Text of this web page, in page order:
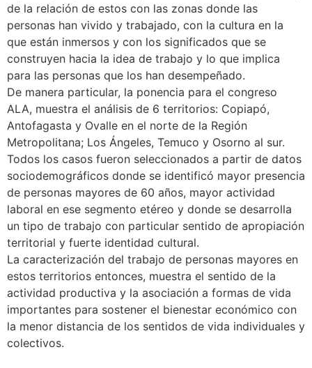
de la relación de estos con las zonas donde las
personas han vivido y trabajado, con la cultura en la
que están inmersos y con los significados que se
construyen hacia la idea de trabajo y lo que implica
para las personas que los han desempeñado.
De manera particular, la ponencia para el congreso
ALA, muestra el análisis de 6 territorios: Copiapó,
Antofagasta y Ovalle en el norte de la Región
Metropolitana; Los Ángeles, Temuco y Osorno al sur.
Todos los casos fueron seleccionados a partir de datos
sociodemográficos donde se identificó mayor presencia
de personas mayores de 60 años, mayor actividad
laboral en ese segmento etéreo y donde se desarrolla
un tipo de trabajo con particular sentido de apropiación
territorial y fuerte identidad cultural.
La caracterización del trabajo de personas mayores en
estos territorios entonces, muestra el sentido de la
actividad productiva y la asociación a formas de vida
importantes para sostener el bienestar económico con
la menor distancia de los sentidos de vida individuales y
colectivos.